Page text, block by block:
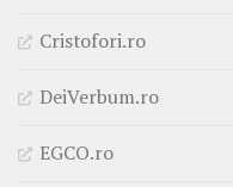
Cristofori.ro
DeiVerbum.ro
EGCO.ro